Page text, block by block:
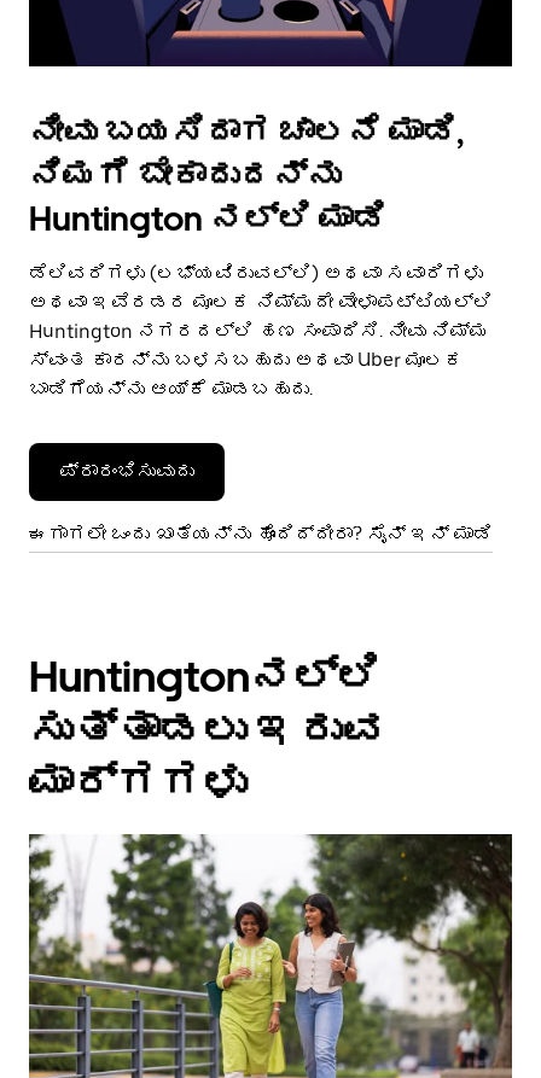
ನೀವು ಬಯಸಿದಾಗ ಚಾಲನೆ ಮಾಡಿ,
ನಿಮಗೆ ಬೇಕಾದುದನ್ನು
Huntington ನಲ್ಲಿ ಮಾಡಿ
ಡೆಲಿವರಿಗಳು (ಲಭ್ಯವಿರುವಲ್ಲಿ) ಅಥವಾ ಸವಾರಿಗಳು
ಅಥವಾ ಇವೆರಡರ ಮೂಲಕ ನಿಮ್ಮದೇ ವೇಳಾಪಟ್ಟಿಯಲ್ಲಿ
Huntington ನಗರದಲ್ಲಿ ಹಣ ಸಂಪಾದಿಸಿ. ನೀವು ನಿಮ್ಮ
ಸ್ವಂತ ಕಾರನ್ನು ಬಳಸಬಹುದು ಅಥವಾ Uber ಮೂಲಕ
ಬಾಡಿಗೆಯನ್ನು ಆಯ್ಕೆ ಮಾಡಬಹುದು.
ಪ್ರಾರಂಭಿಸುವುದು
ಈಗಾಗಲೇ ಒಂದು ಖಾತೆಯನ್ನು ಹೊಂದಿದ್ದೀರಾ? ಸೈನ್ ಇನ್ ಮಾಡಿ
Huntingtonನಲ್ಲಿ
ಸುತ್ತಾಡಲು ಇರುವ
ಮಾರ್ಗಗಳು